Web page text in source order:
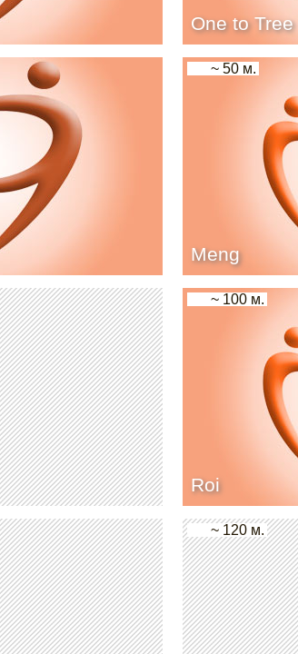
One to Tree
Meng
~ 50 м.
Roi
~ 100 м.
~ 120 м.